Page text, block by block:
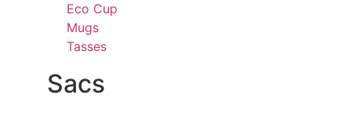
Eco Cup
Mugs
Tasses
Sacs